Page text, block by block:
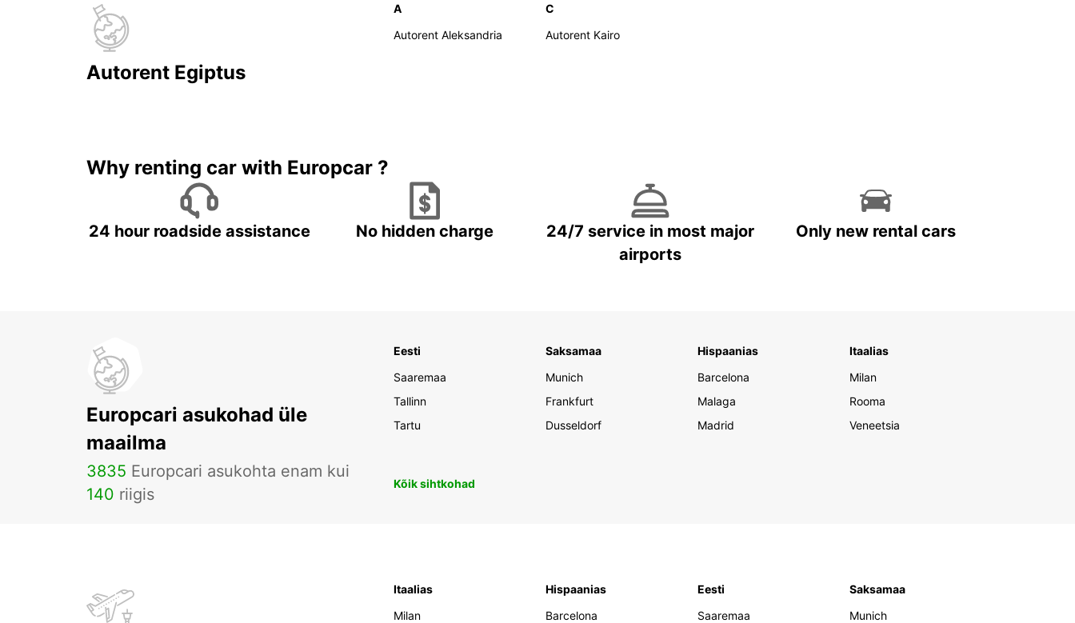
Autorent Egiptus
A
Autorent Aleksandria
C
Autorent Kairo
Why renting car with Europcar ?
24 hour roadside assistance No hidden charge
24/7 service in most major
airports
Only new rental cars
Europcari asukohad üle
maailma
3835 Europcari asukohta enam kui
140 riigis
Eesti
Saaremaa
Tallinn
Tartu
Saksamaa
Munich
Frankfurt
Dusseldorf
Hispaanias
Barcelona
Malaga
Madrid
Itaalias
Milan
Rooma
Veneetsia
Kõik sihtkohad
Itaalias
Milan
Hispaanias
Barcelona
Eesti
Saaremaa
Saksamaa
Munich